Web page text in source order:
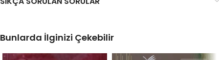
Bunlarda İlginizi Çekebilir